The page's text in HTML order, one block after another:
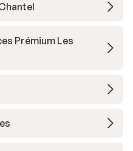
Prémium Les